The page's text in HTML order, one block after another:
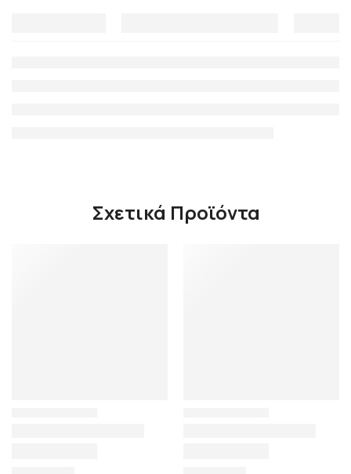
Σχετικά Προϊόντα